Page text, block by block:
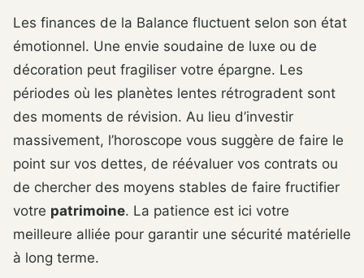
Les finances de la Balance fluctuent selon son état
émotionnel. Une envie soudaine de luxe ou de
décoration peut fragiliser votre épargne. Les
périodes où les planètes lentes rétrogradent sont
des moments de révision. Au lieu d’investir
massivement, l’horoscope vous suggère de faire le
point sur vos dettes, de réévaluer vos contrats ou
de chercher des moyens stables de faire fructifier
votre patrimoine. La patience est ici votre
meilleure alliée pour garantir une sécurité matérielle
à long terme.